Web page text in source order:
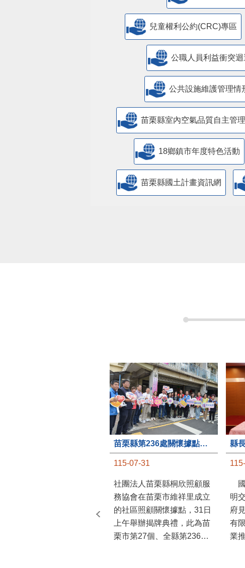
兒童權利公約(CRC)專區
公職人員利益衝突
公共設施維護管理情
苗栗縣室內空氣品質自主管
18鄉鎮市年度特色活動
苗栗縣國土計畫資訊網
苗栗縣第236處關懷據點在苗栗市維祥里揭牌
115-07-31
社團法人苗栗縣桐欣照顧服
務協會在苗栗市維祥里成立
的社區照顧關懷據點，31日
上午舉辦揭牌典禮，此為苗
栗市第27個、全縣第236處
國
明
府
有
業